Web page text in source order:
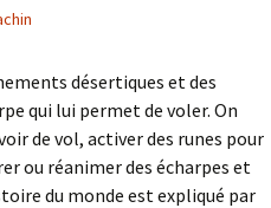
désertiques et des
qui lui permet de voler. On
de vol, activer des runes pour
ou réanimer des écharpes et
du monde est expliqué par